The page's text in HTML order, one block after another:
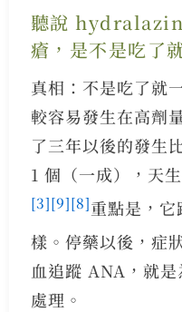
聽說
瘡，是不是吃了
真相：不是吃了就
較容易發生在高劑
了三年以後的發生
1 個（一成），天
[3][9][8]重點是，
樣。停藥以後，症
血追蹤 ANA，就
處理。